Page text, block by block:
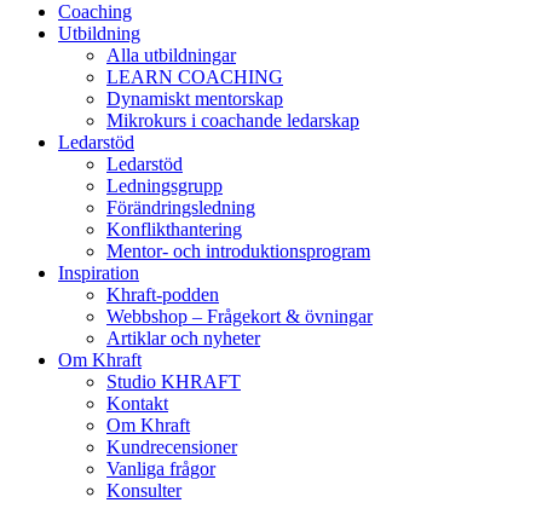
Coaching
Utbildning
Alla utbildningar
LEARN COACHING
Dynamiskt mentorskap
Mikrokurs i coachande ledarskap
Ledarstöd
Ledarstöd
Ledningsgrupp
Förändringsledning
Konflikthantering
Mentor- och introduktionsprogram
Inspiration
Khraft-podden
Webbshop – Frågekort & övningar
Artiklar och nyheter
Om Khraft
Studio KHRAFT
Kontakt
Om Khraft
Kundrecensioner
Vanliga frågor
Konsulter